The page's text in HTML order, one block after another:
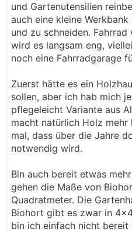
und Gartenutensilien
auch eine kleine
und zu schneiden.
wird es langsam eng,
noch eine Fahrradgarage
Zuerst hätte es ein
sollen, aber ich hab mich
pflegeleicht Variante aus
macht natürlich Holz mehr
mal, dass über die Jahre
notwendig wird.
Bin auch bereit etwas
gehen die Maße von
Quadratmeter. Die
Biohort gibt es zwar in
bin ich einfach nicht bereit